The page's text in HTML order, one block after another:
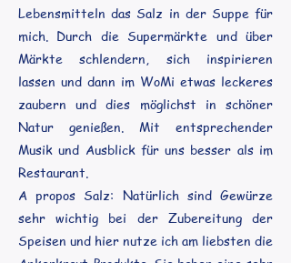
Lebensmitteln das Salz in der Suppe für
mich. Durch die Supermärkte und über
Märkte schlendern, sich inspirieren
lassen und dann im WoMi etwas leckeres
zaubern und dies möglichst in schöner
Natur genießen. Mit entsprechender
Musik und Ausblick für uns besser als im
Restaurant.
A propos Salz: Natürlich sind Gewürze
sehr wichtig bei der Zubereitung der
Speisen und hier nutze ich am liebsten die